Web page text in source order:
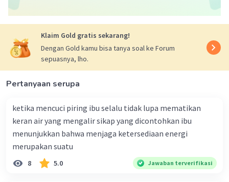
Beri Rating·0.0(0) Balas
Klaim Gold gratis sekarang!
Dengan Gold kamu bisa tanya soal ke Forum
sepuasnya, lho.
Pertanyaan serupa
ketika mencuci piring ibu selalu tidak lupa mematikan
keran air yang mengalir sikap yang dicontohkan ibu
menunjukkan bahwa menjaga ketersediaan energi
merupakan suatu
8 5.0 Jawaban terverifikasi